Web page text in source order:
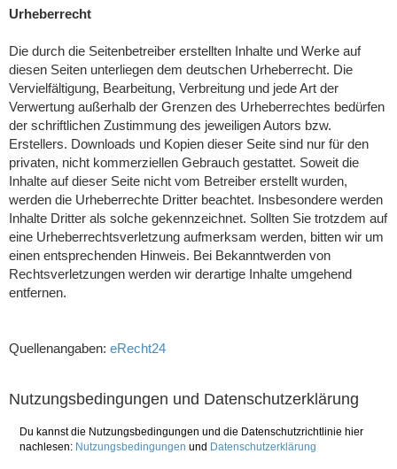
Urheberrecht
Die durch die Seitenbetreiber erstellten Inhalte und Werke auf
diesen Seiten unterliegen dem deutschen Urheberrecht. Die
Vervielfältigung, Bearbeitung, Verbreitung und jede Art der
Verwertung außerhalb der Grenzen des Urheberrechtes bedürfen
der schriftlichen Zustimmung des jeweiligen Autors bzw.
Erstellers. Downloads und Kopien dieser Seite sind nur für den
privaten, nicht kommerziellen Gebrauch gestattet. Soweit die
Inhalte auf dieser Seite nicht vom Betreiber erstellt wurden,
werden die Urheberrechte Dritter beachtet. Insbesondere werden
Inhalte Dritter als solche gekennzeichnet. Sollten Sie trotzdem auf
eine Urheberrechtsverletzung aufmerksam werden, bitten wir um
einen entsprechenden Hinweis. Bei Bekanntwerden von
Rechtsverletzungen werden wir derartige Inhalte umgehend
entfernen.
Quellenangaben: eRecht24
Nutzungsbedingungen und Datenschutzerklärung
Du kannst die Nutzungsbedingungen und die Datenschutzrichtlinie hier
nachlesen: Nutzungsbedingungen und Datenschutzerklärung